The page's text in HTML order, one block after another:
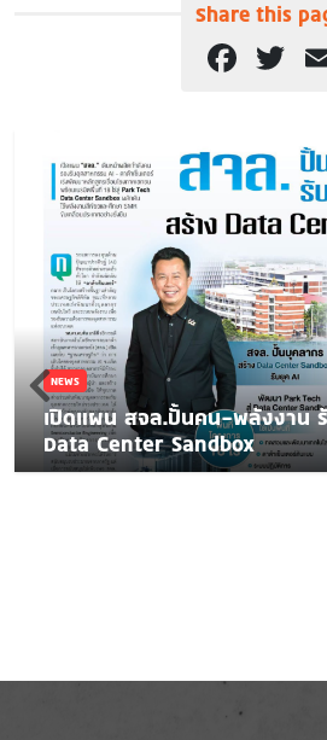
Share this
Facebook
NEWS
เปิดแผน สจล.ปั้นคน-พลังงาน
Data Center Sandbox